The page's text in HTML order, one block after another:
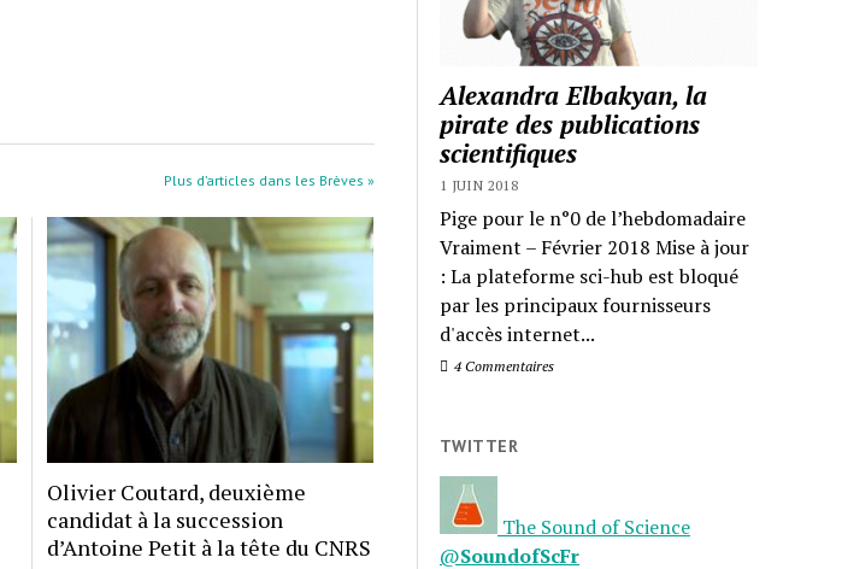
Plus d’articles dans les Brèves »
Olivier Coutard, deuxième
candidat à la succession
d’Antoine Petit à la tête du CNRS
Alexandra Elbakyan, la
pirate des publications
scientifiques
1 JUIN 2018
Pige pour le n°0 de l’hebdomadaire
Vraiment – Février 2018 Mise à jour
: La plateforme sci-hub est bloqué
par les principaux fournisseurs
d'accès internet...
4 Commentaires
TWITTER
The Sound of Science
@SoundofScFr